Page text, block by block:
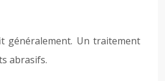
généralement. Un traitement
abrasifs.